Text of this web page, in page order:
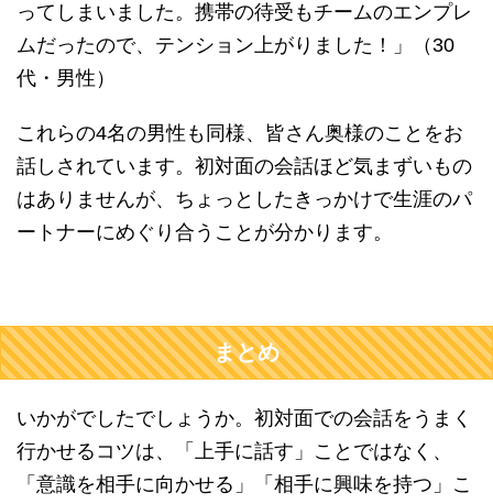
ってしまいました。携帯の待受もチームのエンプレ
ムだったので、テンション上がりました！」（30
代・男性）
これらの4名の男性も同様、皆さん奥様のことをお
話しされています。初対面の会話ほど気まずいもの
はありませんが、ちょっとしたきっかけで生涯のパ
ートナーにめぐり合うことが分かります。
まとめ
いかがでしたでしょうか。初対面での会話をうまく
行かせるコツは、「上手に話す」ことではなく、
「意識を相手に向かせる」「相手に興味を持つ」こ